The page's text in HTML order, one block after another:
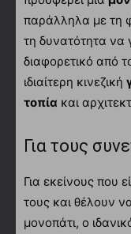
παράλληλα με τη
τη δυνατότητα να
διαφορετικό από
ιδιαίτερη κινεζική
τοπία και
Για τους
Για εκείνους που
τους και θέλουν
μονοπάτι, ο